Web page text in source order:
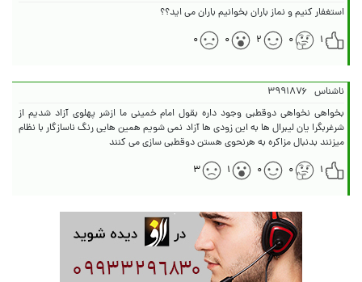
استغفار کنیم و نماز باران بخوانیم باران می اید؟؟
۱
۰ ۲ ۰ ۰
ناشناس ۳۹۹۱۸۷۶
بخواهی نخواهی دوقطبی وجود داره بقول امام خمینی ما ازشر پهلوی آزاد شدیم از
شرغربگرا یان لیبرال ها به اين زودی ها آزاد نمی شویم همين هایی رنگ ناسازگار با نظام
میزنند بدنبال مزاکره به هرنحوی هستن دوقطبی سازی می کنند
۱
۰ ۰ ۱ ۳